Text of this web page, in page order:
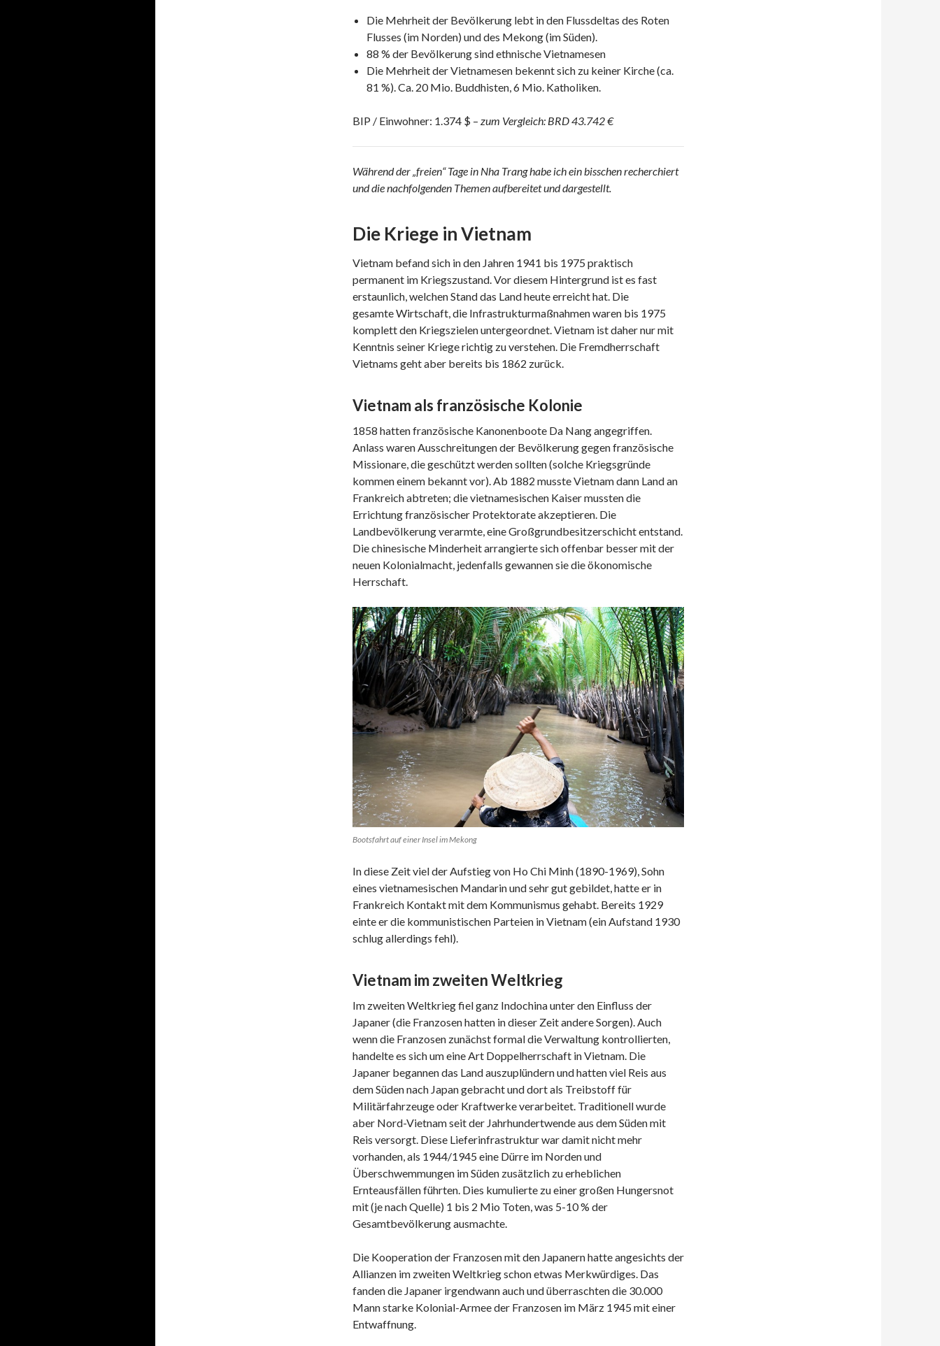
Die Mehrheit der Bevölkerung lebt in den Flussdeltas des Roten
Flusses (im Norden) und des Mekong (im Süden).
88 % der Bevölkerung sind ethnische Vietnamesen
Die Mehrheit der Vietnamesen bekennt sich zu keiner Kirche (ca.
81 %). Ca. 20 Mio. Buddhisten, 6 Mio. Katholiken.
BIP / Einwohner: 1.374 $ – zum Vergleich: BRD 43.742 €
Während der „freien“ Tage in Nha Trang habe ich ein bisschen recherchiert
und die nachfolgenden Themen aufbereitet und dargestellt.
Die Kriege in Vietnam
Vietnam befand sich in den Jahren 1941 bis 1975 praktisch
permanent im Kriegszustand. Vor diesem Hintergrund ist es fast
erstaunlich, welchen Stand das Land heute erreicht hat. Die
gesamte Wirtschaft, die Infrastrukturmaßnahmen waren bis 1975
komplett den Kriegszielen untergeordnet. Vietnam ist daher nur mit
Kenntnis seiner Kriege richtig zu verstehen. Die Fremdherrschaft
Vietnams geht aber bereits bis 1862 zurück.
Vietnam als französische Kolonie
1858 hatten französische Kanonenboote Da Nang angegriffen.
Anlass waren Ausschreitungen der Bevölkerung gegen französische
Missionare, die geschützt werden sollten (solche Kriegsgründe
kommen einem bekannt vor). Ab 1882 musste Vietnam dann Land an
Frankreich abtreten; die vietnamesischen Kaiser mussten die
Errichtung französischer Protektorate akzeptieren. Die
Landbevölkerung verarmte, eine Großgrundbesitzerschicht entstand.
Die chinesische Minderheit arrangierte sich offenbar besser mit der
neuen Kolonialmacht, jedenfalls gewannen sie die ökonomische
Herrschaft.
Bootsfahrt auf einer Insel im Mekong
In diese Zeit viel der Aufstieg von Ho Chi Minh (1890-1969), Sohn
eines vietnamesischen Mandarin und sehr gut gebildet, hatte er in
Frankreich Kontakt mit dem Kommunismus gehabt. Bereits 1929
einte er die kommunistischen Parteien in Vietnam (ein Aufstand 1930
schlug allerdings fehl).
Vietnam im zweiten Weltkrieg
Im zweiten Weltkrieg fiel ganz Indochina unter den Einfluss der
Japaner (die Franzosen hatten in dieser Zeit andere Sorgen). Auch
wenn die Franzosen zunächst formal die Verwaltung kontrollierten,
handelte es sich um eine Art Doppelherrschaft in Vietnam. Die
Japaner begannen das Land auszuplündern und hatten viel Reis aus
dem Süden nach Japan gebracht und dort als Treibstoff für
Militärfahrzeuge oder Kraftwerke verarbeitet. Traditionell wurde
aber Nord-Vietnam seit der Jahrhundertwende aus dem Süden mit
Reis versorgt. Diese Lieferinfrastruktur war damit nicht mehr
vorhanden, als 1944/1945 eine Dürre im Norden und
Überschwemmungen im Süden zusätzlich zu erheblichen
Ernteausfällen führten. Dies kumulierte zu einer großen Hungersnot
mit (je nach Quelle) 1 bis 2 Mio Toten, was 5-10 % der
Gesamtbevölkerung ausmachte.
Die Kooperation der Franzosen mit den Japanern hatte angesichts der
Allianzen im zweiten Weltkrieg schon etwas Merkwürdiges. Das
fanden die Japaner irgendwann auch und überraschten die 30.000
Mann starke Kolonial-Armee der Franzosen im März 1945 mit einer
Entwaffnung.